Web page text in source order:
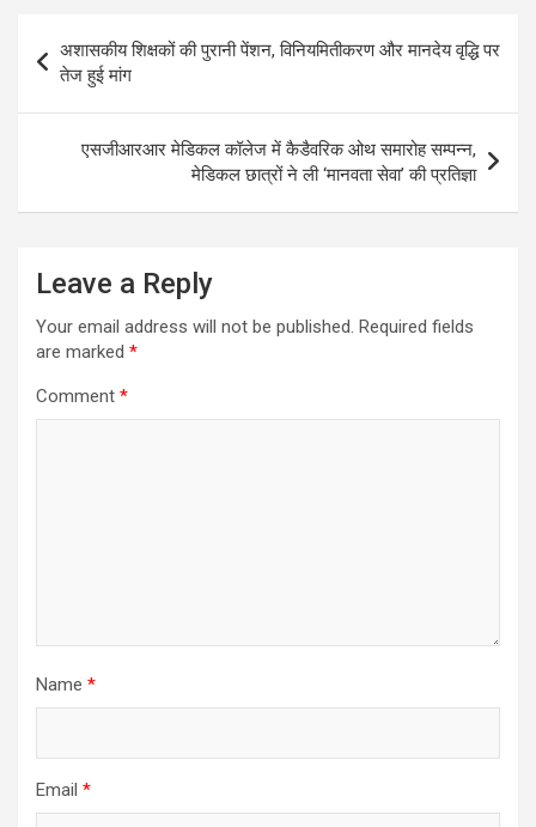
p
p
o
navigation
अशासकीय शिक्षकों की पुरानी पेंशन, विनियमितीकरण और मानदेय वृद्धि पर
तेज हुई मांग
एसजीआरआर मेडिकल कॉलेज में कैडैवरिक ओथ समारोह सम्पन्न,
मेडिकल छात्रों ने ली ‘मानवता सेवा’ की प्रतिज्ञा
Leave a Reply
Your email address will not be published. Required fields
are marked *
Comment *
Name *
Email *